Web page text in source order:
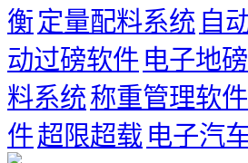
衡 定量配料系统 自
动过磅软件 电子地
料系统称重管理软件
件超限超载 电子汽